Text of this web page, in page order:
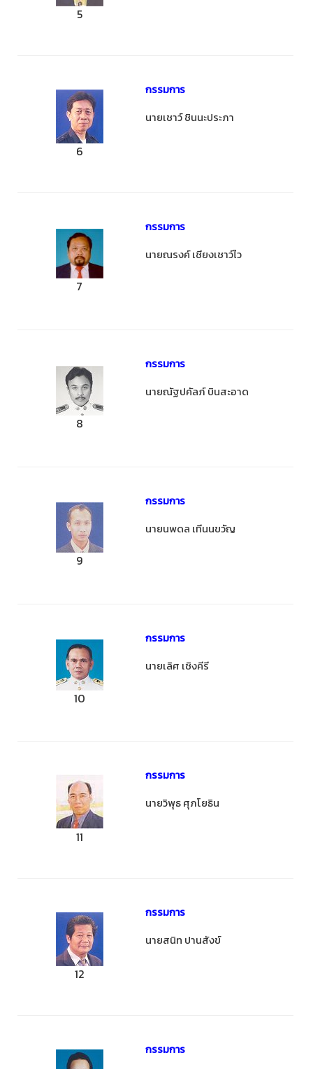
5
6
กรรมการ
นายเชาว์ ชินนะประภา
7
กรรมการ
นายณรงค์ เชียงเชาว์ไว
8
กรรมการ
นายณัฐปคัลภ์ บินสะอาด
9
กรรมการ
นายนพดล เทีนนขวัญ
10
กรรมการ
นายเลิศ เชิงคีรี
11
กรรมการ
นายวิพุธ ศุภโยธิน
12
กรรมการ
นายสนิท ปานสังข์
กรรมการ